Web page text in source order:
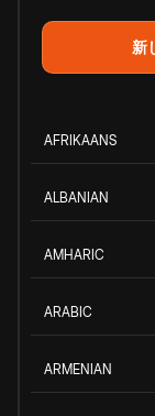
新
AFRIKAANS
ALBANIAN
AMHARIC
ARABIC
ARMENIAN